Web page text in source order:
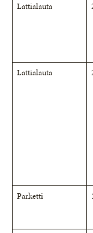
Lattialauta
Lattialauta
Parketti